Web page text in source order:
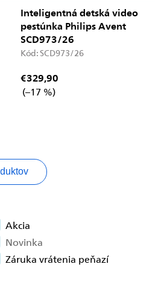
Inteligentná detská video
pestúnka Philips Avent
SCD973/26
Kód:SCD973/26
(–17 %)
€329,90
Akcia
Novinka
Záruka vrátenia peňazí